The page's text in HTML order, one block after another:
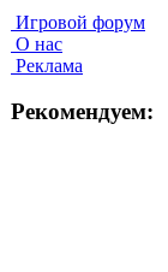
Игровой форум
О нас
Реклама
Рекомендуем: